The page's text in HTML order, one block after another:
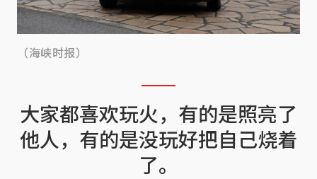
（海峡时报）
大家都喜欢玩火，有的是照亮了
他人，有的是没玩好把自己烧着
了。